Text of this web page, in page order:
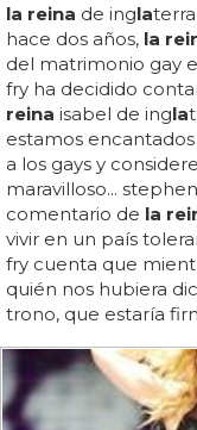
la reina de ingla
hace dos años, la
del matrimonio gay
fry ha decidido
reina isabel de ingla
estamos
a los gays y
maravilloso...
comentario de la
vivir en un país
fry cuenta que
quién nos hubiera
trono, que estaría